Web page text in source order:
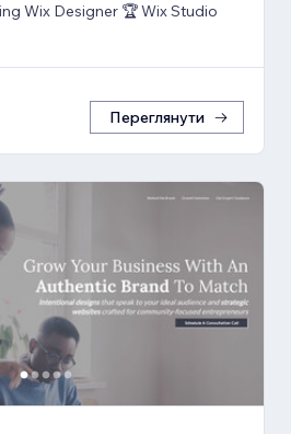
Wix Designer 🏆 Wix Studio
Переглянути